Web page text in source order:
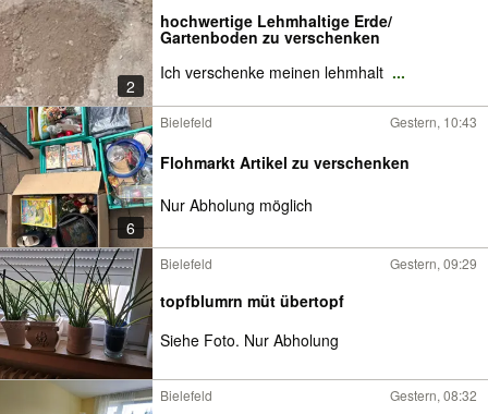
2
hochwertige Lehmhaltige Erde/
Gartenboden zu verschenken
Ich verschenke meinen lehmhalt ...
6
Bielefeld Gestern, 10:43
Flohmarkt Artikel zu verschenken
Nur Abholung möglich
Bielefeld Gestern, 09:29
topfblumrn müt übertopf
Siehe Foto. Nur Abholung
Bielefeld Gestern, 08:32